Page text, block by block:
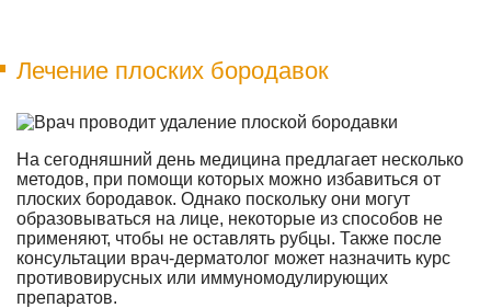
Лечение плоских бородавок
На сегодняшний день медицина предлагает несколько
методов, при помощи которых можно избавиться от
плоских бородавок. Однако поскольку они могут
образовываться на лице, некоторые из способов не
применяют, чтобы не оставлять рубцы. Также после
консультации врач-дерматолог может назначить курс
противовирусных или иммуномодулирующих
препаратов.